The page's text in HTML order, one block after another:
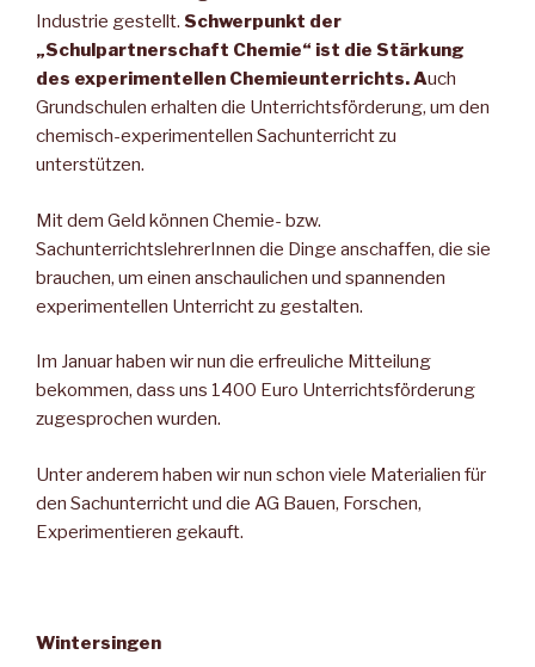
Industrie gestellt. Schwerpunkt der
„Schulpartnerschaft Chemie“ ist die Stärkung
des experimentellen Chemieunterrichts. Auch
Grundschulen erhalten die Unterrichtsförderung, um den
chemisch-experimentellen Sachunterricht zu
unterstützen.
Mit dem Geld können Chemie- bzw.
SachunterrichtslehrerInnen die Dinge anschaffen, die sie
brauchen, um einen anschaulichen und spannenden
experimentellen Unterricht zu gestalten.
Im Januar haben wir nun die erfreuliche Mitteilung
bekommen, dass uns 1400 Euro Unterrichtsförderung
zugesprochen wurden.
Unter anderem haben wir nun schon viele Materialien für
den Sachunterricht und die AG Bauen, Forschen,
Experimentieren gekauft.
Wintersingen